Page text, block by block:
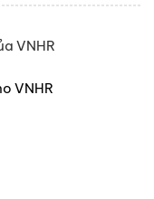
VNHR
VNHR